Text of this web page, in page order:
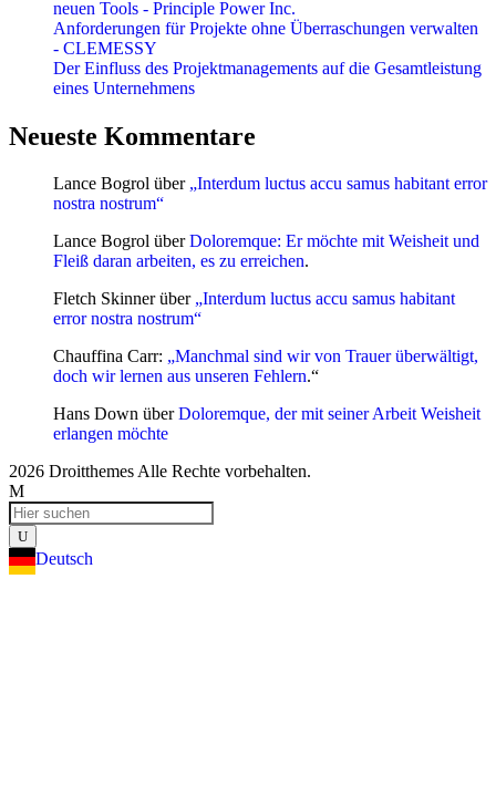
neuen Tools - Principle Power Inc.
Anforderungen für Projekte ohne Überraschungen verwalten
- CLEMESSY
Der Einfluss des Projektmanagements auf die Gesamtleistung
eines Unternehmens
Neueste Kommentare
Lance Bogrol über „Interdum luctus accu samus habitant error
nostra nostrum“
Lance Bogrol überDoloremque: Er möchte mit Weisheit und
Fleiß daran arbeiten, es zu erreichen.
Fletch Skinnerüber „Interdum luctus accu samus habitant
error nostra nostrum“
Chauffina Carr: „Manchmal sind wir von Trauer überwältigt,
doch wir lernen aus unseren Fehlern.“
Hans Down überDoloremque, der mit seiner Arbeit Weisheit
erlangen möchte
2026 Droitthemes Alle Rechte vorbehalten.
Deutsch